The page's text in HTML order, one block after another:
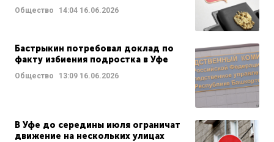
Общество 14:04 16.06.2026
Бастрыкин потребовал доклад по
факту избиения подростка в Уфе
Общество 13:09 16.06.2026
В Уфе до середины июля ограничат
движение на нескольких улицах